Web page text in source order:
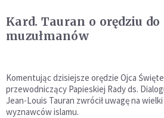
Kard. Tauran o orędziu do
muzułmanów
Komentując dzisiejsze orędzie Ojca
przewodniczący Papieskiej Rady ds.
Jean-Louis Tauran zwrócił uwagę na
wyznawców islamu.